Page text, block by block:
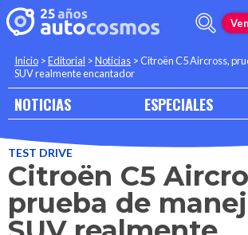
Inicio >Editorial >Noticias >Citroën C5 Aircross,
SUV realmente encantador
NOTICIAS ESPECIALES
TEST DRIVE
Citroën C5
prueba de